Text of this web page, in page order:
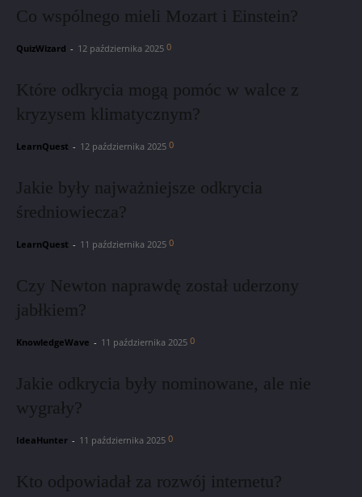
Co wspólnego mieli Mozart i Einstein?
QuizWizard - 12 października 2025 0
Które odkrycia mogą pomóc w walce z
kryzysem klimatycznym?
LearnQuest - 12 października 2025 0
Jakie były najważniejsze odkrycia
średniowiecza?
LearnQuest - 11 października 2025 0
Czy Newton naprawdę został uderzony
jabłkiem?
KnowledgeWave - 11 października 2025 0
Jakie odkrycia były nominowane, ale nie
wygrały?
IdeaHunter - 11 października 2025 0
Kto odpowiadał za rozwój internetu?